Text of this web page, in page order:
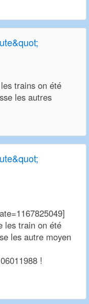
trains on été
les autres
les train on été
les autre moyen
!